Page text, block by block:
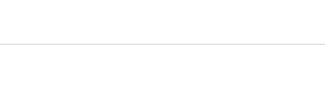
entfalten diese Angaben zwar
Wenn die Abrechnung aber
ausweist, kann dies im Streitfall